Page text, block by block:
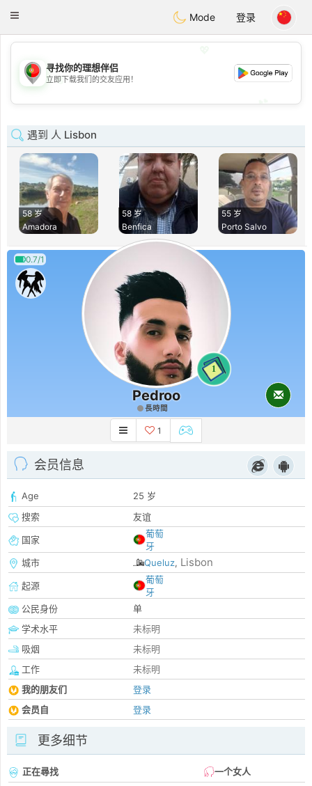
Portugues
Toggle
Mode 登录
💖
💕
寻找你的理想伴侣
立即下载我们的交友应用！
遇到 人 Lisbon
58 岁
Amadora
58 岁
Benfica
55 岁
Porto Salvo
0.7/1
1
Pedroo
長時間
1
会员信息
Age
25 岁
搜索
友谊
国家
葡萄
牙
城市
Queluz, Lisbon
起源
葡萄
牙
公民身份
单
学术水平
未标明
吸烟
未标明
工作
未标明
我的朋友们
登录
会员自
登录
更多细节
正在尋找
一个女人